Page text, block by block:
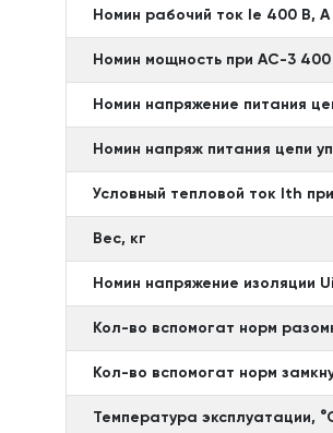
Номин рабочий ток Ie 400 В, А
Номин мощность при AC-3 400
Номин напряжение питания
Номин напряж питания цепи
Условный тепловой ток Ith
Вес, кг
Номин напряжение изоляции
Кол-во вспомогат норм
Кол-во вспомогат норм
Температура эксплуатации,